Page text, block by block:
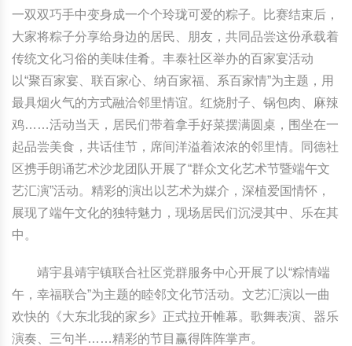
中华民居
中华文脉
木雕
紫砂壶
中国结
提线木偶
剪纸艺术
中华民居
中华文脉
木雕
紫砂壶
中国结
提线木偶
剪纸艺术
一双双巧手中变身成一个个玲珑可爱的粽子。比赛结束后，
大家将粽子分享给身边的居民、朋友，共同品尝这份承载着
传统文化习俗的美味佳肴。丰泰社区举办的百家宴活动
以“聚百家宴、联百家心、纳百家福、系百家情”为主题，用
最具烟火气的方式融洽邻里情谊。红烧肘子、锅包肉、麻辣
鸡……活动当天，居民们带着拿手好菜摆满圆桌，围坐在一
起品尝美食，共话佳节，席间洋溢着浓浓的邻里情。同德社
区携手朗诵艺术沙龙团队开展了“群众文化艺术节暨端午文
艺汇演”活动。精彩的演出以艺术为媒介，深植爱国情怀，
展现了端午文化的独特魅力，现场居民们沉浸其中、乐在其
中。
靖宇县靖宇镇联合社区党群服务中心开展了以“粽情端
午，幸福联合”为主题的睦邻文化节活动。文艺汇演以一曲
欢快的《大东北我的家乡》正式拉开帷幕。歌舞表演、器乐
演奏、三句半……精彩的节目赢得阵阵掌声。